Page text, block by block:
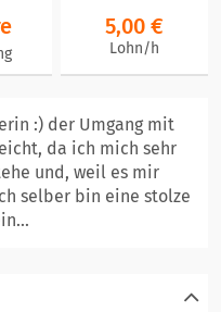
5,00 €
Lohn/h
:) der Umgang mit
da ich mich sehr
und, weil es mir
selber bin eine stolze